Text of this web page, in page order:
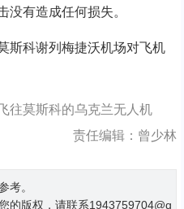
有造成任何损失。
科谢列梅捷沃机场对飞机
往莫斯科的乌克兰无人机
责任编辑：曾少林
考。
的版权，请联系1943759704@q